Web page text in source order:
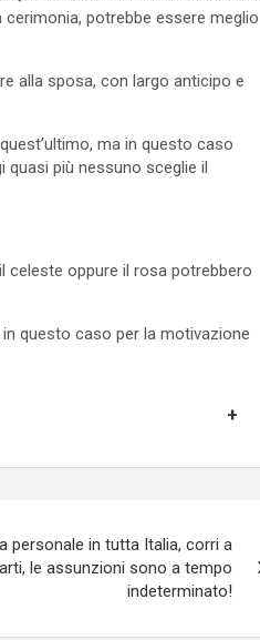
potrebbe essere meglio
alla sposa, con largo anticipo e
ma in questo caso
più nessuno sceglie il
celeste oppure il rosa potrebbero
in questo caso per la motivazione
personale in tutta Italia, corri a
le assunzioni sono a tempo
indeterminato!